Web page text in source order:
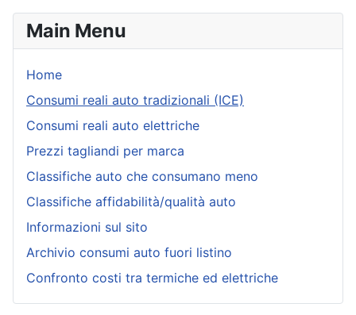
Main Menu
Home
Consumi reali auto tradizionali (ICE)
Consumi reali auto elettriche
Prezzi tagliandi per marca
Classifiche auto che consumano meno
Classifiche affidabilità/qualità auto
Informazioni sul sito
Archivio consumi auto fuori listino
Confronto costi tra termiche ed elettriche